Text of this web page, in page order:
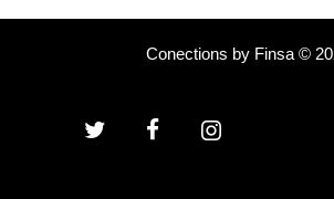
Conections by Finsa ©